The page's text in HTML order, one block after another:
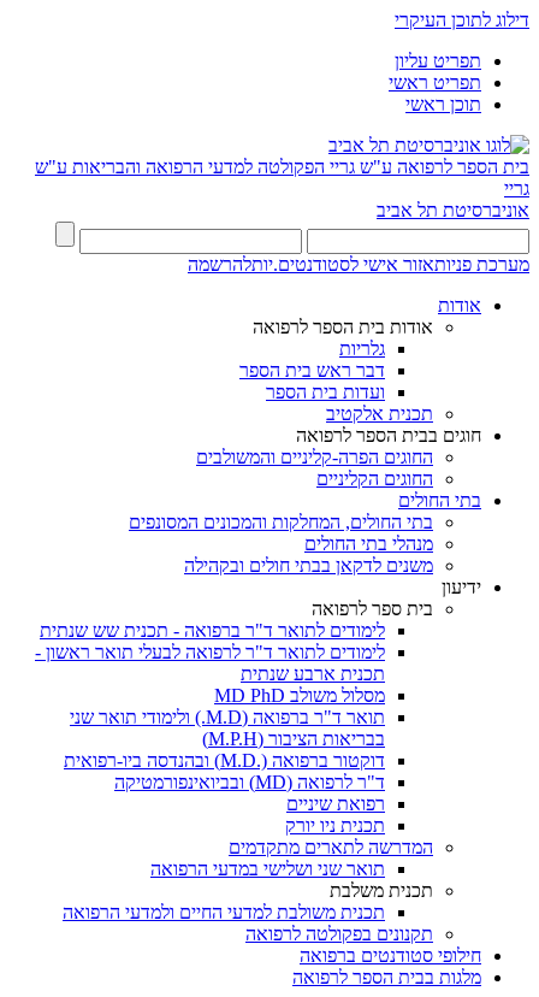
דילוג לתוכן העיקרי
תפריט עליון
תפריט ראשי
תוכן ראשי
בית הספר לרפואה ע"ש גריי הפקולטה למדעי הרפואה והבריאות ע"ש
גריי
אוניברסיטת תל אביב
מערכת פניותאזור אישי לסטודנטים.יותלהרשמה
אודות
אודות בית הספר לרפואה
גלריות
דבר ראש בית הספר
ועדות בית הספר
תכנית אלקטיב
חוגים בבית הספר לרפואה
החוגים הפרה-קליניים והמשולבים
החוגים הקליניים
בתי החולים
בתי החולים, המחלקות והמכונים המסונפים
מנהלי בתי החולים
משנים לדקאן בבתי חולים ובקהילה
ידיעון
בית ספר לרפואה
לימודים לתואר ד"ר ברפואה - תכנית שש שנתית
לימודים לתואר ד"ר לרפואה לבעלי תואר ראשון -
תכנית ארבע שנתית
מסלול משולב MD PhD
תואר ד"ר ברפואה (M.D.) ולימודי תואר שני
בבריאות הציבור (M.P.H)
דוקטור ברפואה (.M.D) ובהנדסה ביו-רפואית
ד"ר לרפואה (MD) ובביואינפורמטיקה
רפואת שיניים
תכנית ניו יורק
המדרשה לתארים מתקדמים
תואר שני ושלישי במדעי הרפואה
תכנית משלבת
תכנית משולבת למדעי החיים ולמדעי הרפואה
תקנונים בפקולטה לרפואה
חילופי סטודנטים ברפואה
מלגות בבית הספר לרפואה